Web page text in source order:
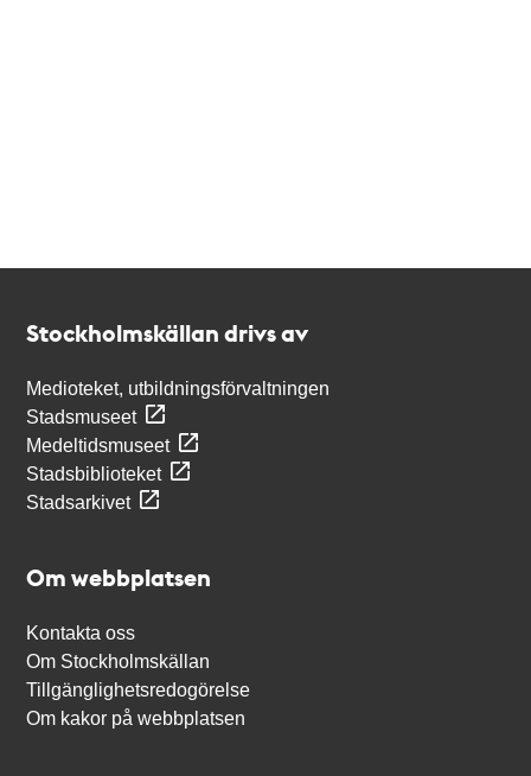
Stockholmskällan drivs av
Medioteket, utbildningsförvaltningen
Stadsmuseet
Medeltidsmuseet
Stadsbiblioteket
Stadsarkivet
Om webbplatsen
Kontakta oss
Om Stockholmskällan
Tillgänglighetsredogörelse
Om kakor på webbplatsen